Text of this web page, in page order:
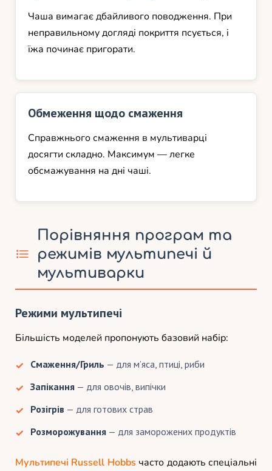
Чаша вимагає дбайливого поводження. При
неправильному догляді покриття псується, і
їжа починає пригорати.
Обмеження щодо смаження
Справжнього смаження в мультиварці
досягти складно. Максимум — легке
обсмажування на дні чаші.
Порівняння програм та
режимів мультипечі й
мультиварки
Режими мультипечі
Більшість моделей пропонують базовий набір:
Смаження/Гриль — для м’яса, птиці, риби
Запікання — для овочів, випічки
Розігрів — для готових страв
Розморожування — для заморожених продуктів
Мультипечі Russell Hobbs часто додають спеціальні